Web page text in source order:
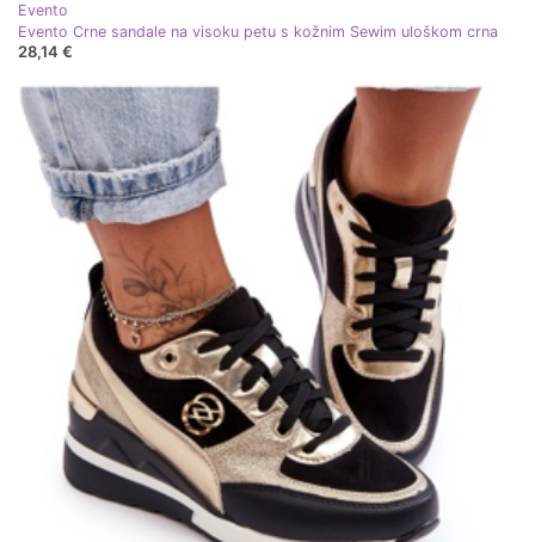
Evento
Evento Crne sandale na visoku petu s kožnim Sewim uloškom crna
28,14 €